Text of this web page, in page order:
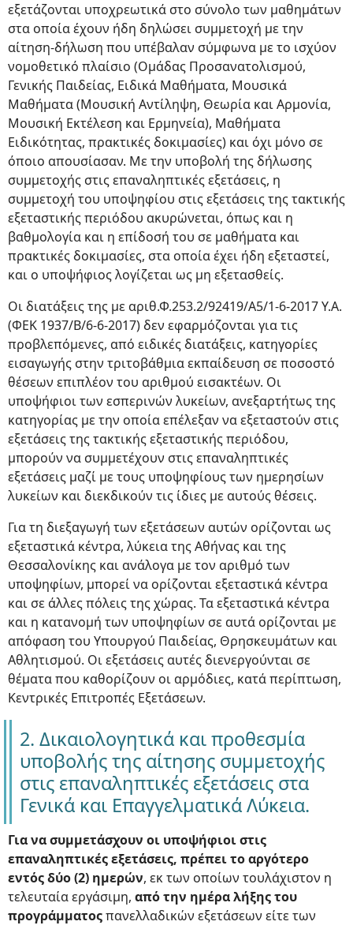
εξετάζονται υποχρεωτικά στο σύνολο των μαθημάτων
στα οποία έχουν ήδη δηλώσει συμμετοχή με την
αίτηση-δήλωση που υπέβαλαν σύμφωνα με το ισχύον
νομοθετικό πλαίσιο (Ομάδας Προσανατολισμού,
Γενικής Παιδείας, Ειδικά Μαθήματα, Μουσικά
Μαθήματα (Μουσική Αντίληψη, Θεωρία και Αρμονία,
Μουσική Εκτέλεση και Ερμηνεία), Μαθήματα
Ειδικότητας, πρακτικές δοκιμασίες) και όχι μόνο σε
όποιο απουσίασαν. Με την υποβολή της δήλωσης
συμμετοχής στις επαναληπτικές εξετάσεις, η
συμμετοχή του υποψηφίου στις εξετάσεις της τακτικής
εξεταστικής περιόδου ακυρώνεται, όπως και η
βαθμολογία και η επίδοσή του σε μαθήματα και
πρακτικές δοκιμασίες, στα οποία έχει ήδη εξεταστεί,
και ο υποψήφιος λογίζεται ως μη εξετασθείς.
Οι διατάξεις της με αριθ.Φ.253.2/92419/Α5/1-6-2017 Υ.Α.
(ΦΕΚ 1937/Β/6-6-2017) δεν εφαρμόζονται για τις
προβλεπόμενες, από ειδικές διατάξεις, κατηγορίες
εισαγωγής στην τριτοβάθμια εκπαίδευση σε ποσοστό
θέσεων επιπλέον του αριθμού εισακτέων. Οι
υποψήφιοι των εσπερινών λυκείων, ανεξαρτήτως της
κατηγορίας με την οποία επέλεξαν να εξεταστούν στις
εξετάσεις της τακτικής εξεταστικής περιόδου,
μπορούν να συμμετέχουν στις επαναληπτικές
εξετάσεις μαζί με τους υποψηφίους των ημερησίων
λυκείων και διεκδικούν τις ίδιες με αυτούς θέσεις.
Για τη διεξαγωγή των εξετάσεων αυτών ορίζονται ως
εξεταστικά κέντρα, λύκεια της Αθήνας και της
Θεσσαλονίκης και ανάλογα με τον αριθμό των
υποψηφίων, μπορεί να ορίζονται εξεταστικά κέντρα
και σε άλλες πόλεις της χώρας. Τα εξεταστικά κέντρα
και η κατανομή των υποψηφίων σε αυτά ορίζονται με
απόφαση του Υπουργού Παιδείας, Θρησκευμάτων και
Αθλητισμού. Οι εξετάσεις αυτές διενεργούνται σε
θέματα που καθορίζουν οι αρμόδιες, κατά περίπτωση,
Κεντρικές Επιτροπές Εξετάσεων.
2. Δικαιολογητικά και προθεσμία
υποβολής της αίτησης συμμετοχής
στις επαναληπτικές εξετάσεις στα
Γενικά και Επαγγελματικά Λύκεια.
Για να συμμετάσχουν οι υποψήφιοι στις
επαναληπτικές εξετάσεις, πρέπει το αργότερο
εντός δύο (2) ημερών, εκ των οποίων τουλάχιστον η
τελευταία εργάσιμη, από την ημέρα λήξης του
προγράμματοςπανελλαδικών εξετάσεων είτε των